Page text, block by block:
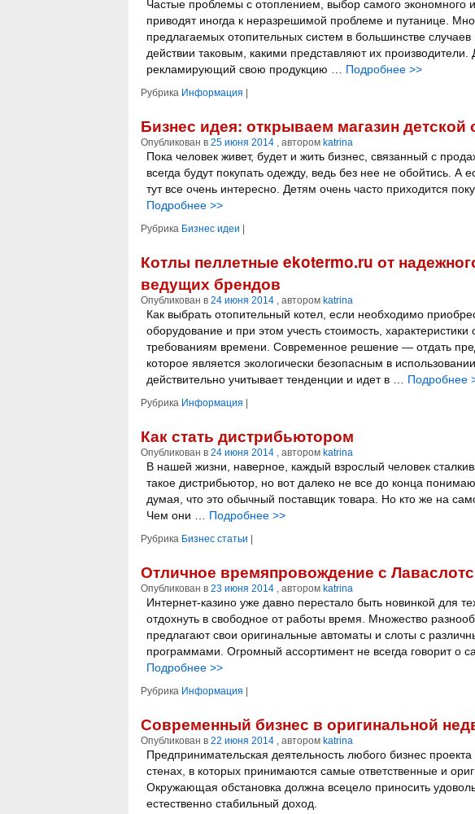
Частые проблемы с отоплением, выбор самого экономного и
приводят иногда к неразрешимой проблеме и путанице.
предлагаемых отопительных систем в большинстве
действии таковым, какими представляют их
рекламирующий свою продукцию … Подробнее >>
Рубрика Информация |
Бизнес идея: открываем магазин детской
Опубликован в 25 июня 2014 , автором katrina
Пока человек живет, будет и жить бизнес, связанный с
всегда будут покупать одежду, ведь без нее не обойтись. А
тут все очень интересно. Детям очень часто приходится
Подробнее >>
Рубрика Бизнес идеи |
Котлы пеллетные ekotermo.ru от
ведущих брендов
Опубликован в 24 июня 2014 , автором katrina
Как выбрать отопительный котел, если необходимо
оборудование и при этом учесть стоимость, характеристики
требованиям времени. Современное решение — отдать
которое является экологически безопасным в
действительно учитывает тенденции и идет в … Подробнее
Рубрика Информация |
Как стать дистрибьютором
Опубликован в 24 июня 2014 , автором katrina
В нашей жизни, наверное, каждый взрослый человек
такое дистрибьютор, но вот далеко не все до конца
думая, что это обычный поставщик товара. Но кто же на
Чем они … Подробнее >>
Рубрика Бизнес статьи |
Отличное времяпровождение с Лаваслотс
Опубликован в 23 июня 2014 , автором katrina
Интернет-казино уже давно перестало быть новинкой для
отдохнуть в свободное от работы время. Множество
предлагают свои оригинальные автоматы и слоты с
программами. Огромный ассортимент не всегда говорит о
Подробнее >>
Рубрика Информация |
Современный бизнес в оригинальной
Опубликован в 22 июня 2014 , автором katrina
Предпринимательская деятельность любого бизнес
стенах, в которых принимаются самые ответственные и
Окружающая обстановка должна всецело приносить
естественно стабильный доход.